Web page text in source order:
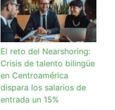
El reto del Nearshoring:
Crisis de talento bilingüe
en Centroamérica
dispara los salarios de
entrada un 15%